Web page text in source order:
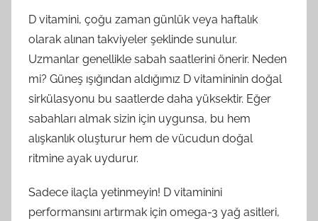
D vitamini, çoğu zaman günlük veya haftalık
olarak alınan takviyeler şeklinde sunulur.
Uzmanlar genellikle sabah saatlerini önerir. Neden
mi? Güneş ışığından aldığımız D vitamininin doğal
sirkülasyonu bu saatlerde daha yüksektir. Eğer
sabahları almak sizin için uygunsa, bu hem
alışkanlık oluşturur hem de vücudun doğal
ritmine ayak uydurur.
Sadece ilaçla yetinmeyin! D vitaminini
performansını artırmak için omega-3 yağ asitleri,